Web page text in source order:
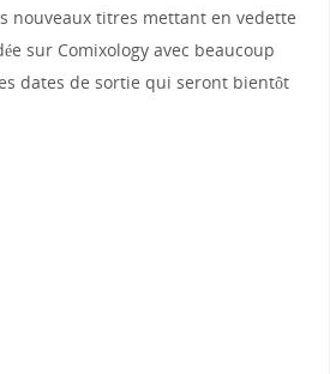
nouveaux titres mettant en vedette
sur Comixology avec beaucoup
dates de sortie qui seront bientôt